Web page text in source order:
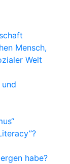
Mensch,
Welt
habe?